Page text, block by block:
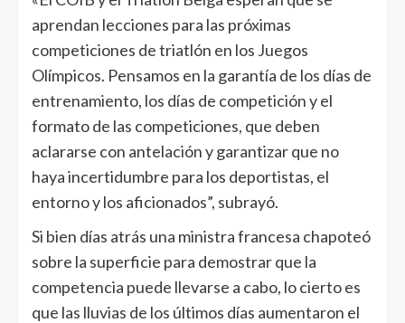
aprendan lecciones para las próximas
competiciones de triatlón en los Juegos
Olímpicos. Pensamos en la garantía de los días de
entrenamiento, los días de competición y el
formato de las competiciones, que deben
aclararse con antelación y garantizar que no
haya incertidumbre para los deportistas, el
entorno y los aficionados”, subrayó.
Si bien días atrás una ministra francesa chapoteó
sobre la superficie para demostrar que la
competencia puede llevarse a cabo, lo cierto es
que las lluvias de los últimos días aumentaron el